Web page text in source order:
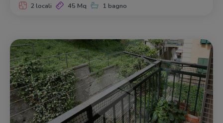
2 locali 45 Mq 1 bagno